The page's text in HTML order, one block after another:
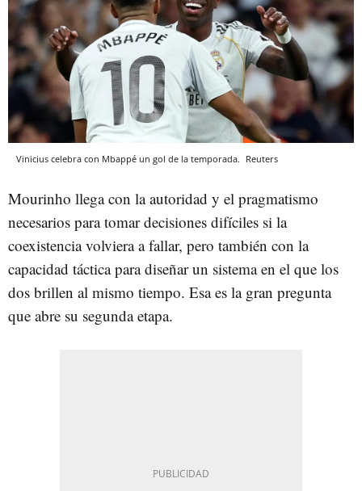
Vinicius celebra con Mbappé un gol de la temporada. Reuters
Mourinho llega con la autoridad y el pragmatismo
necesarios para tomar decisiones difíciles si la
coexistencia volviera a fallar, pero también con la
capacidad táctica para diseñar un sistema en el que los
dos brillen al mismo tiempo. Esa es la gran pregunta
que abre su segunda etapa.